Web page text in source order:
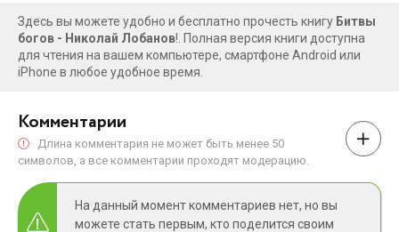
Здесь вы можете удобно и бесплатно прочесть книгу Битвы
богов - Николай Лобанов!. Полная версия книги доступна
для чтения на вашем компьютере, смартфоне Android или
iPhone в любое удобное время.
Комментарии
Длина комментария не может быть менее 50
символов, а все комментарии проходят модерацию.
На данный момент комментариев нет, но вы
можете стать первым, кто поделится своим